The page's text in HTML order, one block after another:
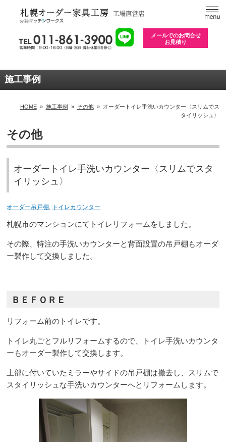
メールでのお問合せ
お見積り
施工事例
HOME» 施工事例 » その他» オーダートイレ手洗いカウンター〈スリムでス
タイリッシュ〉
その他
オーダートイレ手洗いカウンター〈スリムでスタ
イリッシュ〉
オーダー吊戸棚 トイレカウンター
札幌市のマンションにてトイレリフォームをしました。
その際、特注の手洗いカウンターと背面設置の吊戸棚もオーダ
ー製作して交換しました。
ＢＥＦＯＲＥ
リフォーム前のトイレです。
トイレ丸ごとフルリフォームするので、トイレ手洗いカウンタ
ーもオーダー製作して交換します。
上部に付いていたミラーやサイドの吊戸棚は撤去し、スリムで
スタイリッシュな手洗いカウンターへとリフォームします。